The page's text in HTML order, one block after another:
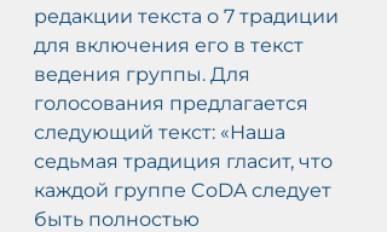
редакции текста о 7 традиции
для включения его в текст
ведения группы. Для
голосования предлагается
следующий текст: «Наша
седьмая традиция гласит, что
каждой группе CoDA следует
быть полностью